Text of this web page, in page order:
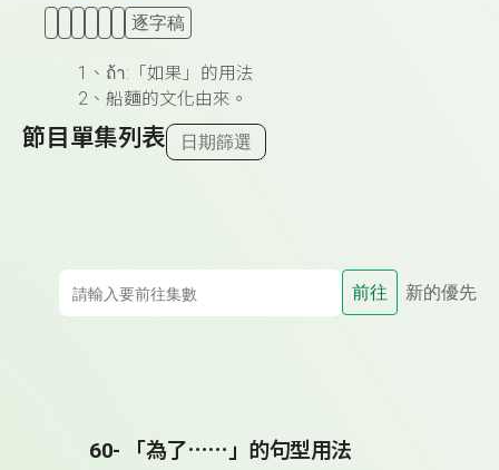
逐字稿
1、ถ้า:「如果」的用法
2、船麵的文化由來。
節目單集列表 日期篩選
前往 新的優先
60- 「為了⋯⋯」的句型用法